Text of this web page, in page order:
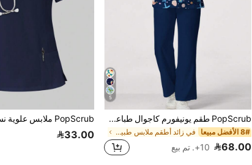
5
PopScrub طقم يونيفورم كاجوال طباعة قشرة كرتونية للنساء، تصميم إبداعي
8# الأفضل مبيعا في زائد أطقم ملابس طبية نسائية بمقاسات مختلفة
68.00 10+. تم بيع
33.00